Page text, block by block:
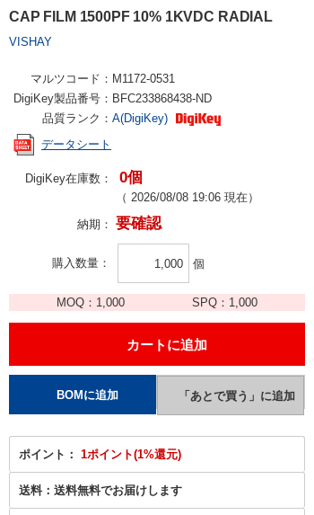
CAP FILM 1500PF 10% 1KVDC RADIAL
VISHAY
マルツコード： M1172-0531
DigiKey製品番号： BFC233868438-ND
品質ランク： A(DigiKey)
データシート
DigiKey在庫数： 0個
（ 2026/08/08 19:06 現在）
納期： 要確認
購入数量 個
MOQ： 1,000 SPQ： 1,000
ポイント： 1ポイント(1%還元)
送料： 送料無料でお届けします